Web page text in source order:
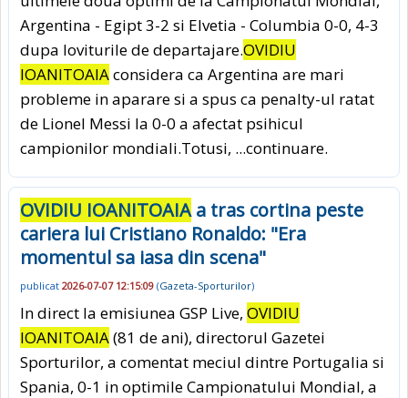
Argentina - Egipt 3-2 si Elvetia - Columbia 0-0, 4-3
dupa loviturile de departajare.OVIDIU
IOANITOAIAconsidera ca Argentina are mari
probleme in aparare si a spus ca penalty-ul ratat
de Lionel Messi la 0-0 a afectat psihicul
campionilor mondiali.Totusi, ...continuare.
OVIDIU IOANITOAIAa tras cortina peste
cariera lui Cristiano Ronaldo: "Era
momentul sa iasa din scena"
publicat 2026-07-07 12:15:09 (Gazeta-Sporturilor)
In direct la emisiunea GSP Live, OVIDIU
IOANITOAIA(81 de ani), directorul Gazetei
Sporturilor, a comentat meciul dintre Portugalia si
Spania, 0-1 in optimile Campionatului Mondial, a